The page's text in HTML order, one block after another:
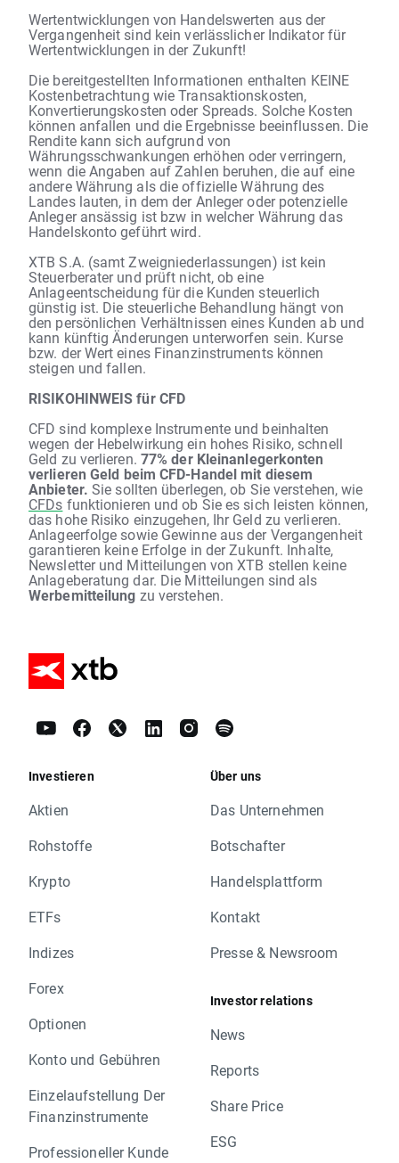
Wertentwicklungen von Handelswerten aus der
Vergangenheit sind kein verlässlicher Indikator für
Wertentwicklungen in der Zukunft!
Die bereitgestellten Informationen enthalten KEINE
Kostenbetrachtung wie Transaktionskosten,
Konvertierungskosten oder Spreads. Solche Kosten
können anfallen und die Ergebnisse beeinflussen. Die
Rendite kann sich aufgrund von
Währungsschwankungen erhöhen oder verringern,
wenn die Angaben auf Zahlen beruhen, die auf eine
andere Währung als die offizielle Währung des
Landes lauten, in dem der Anleger oder potenzielle
Anleger ansässig ist bzw in welcher Währung das
Handelskonto geführt wird.
XTB S.A. (samt Zweigniederlassungen) ist kein
Steuerberater und prüft nicht, ob eine
Anlageentscheidung für die Kunden steuerlich
günstig ist. Die steuerliche Behandlung hängt von
den persönlichen Verhältnissen eines Kunden ab und
kann künftig Änderungen unterworfen sein. Kurse
bzw. der Wert eines Finanzinstruments können
steigen und fallen.
RISIKOHINWEIS für CFD
CFD sind komplexe Instrumente und beinhalten
wegen der Hebelwirkung ein hohes Risiko, schnell
Geld zu verlieren. 77% der Kleinanlegerkonten
verlieren Geld beim CFD-Handel mit diesem
Anbieter. Sie sollten überlegen, ob Sie verstehen, wie
CFDs funktionieren und ob Sie es sich leisten können,
das hohe Risiko einzugehen, Ihr Geld zu verlieren.
Anlageerfolge sowie Gewinne aus der Vergangenheit
garantieren keine Erfolge in der Zukunft. Inhalte,
Newsletter und Mitteilungen von XTB stellen keine
Anlageberatung dar. Die Mitteilungen sind als
Werbemitteilung zu verstehen.
Investieren
Aktien
Rohstoffe
Krypto
ETFs
Indizes
Forex
Optionen
Konto und Gebühren
Einzelaufstellung Der
Finanzinstrumente
Professioneller Kunde
Über uns
Das Unternehmen
Botschafter
Handelsplattform
Kontakt
Presse & Newsroom
Investor relations
News
Reports
Share Price
ESG